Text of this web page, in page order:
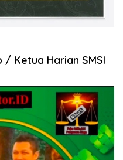
/ Ketua Harian SMSI